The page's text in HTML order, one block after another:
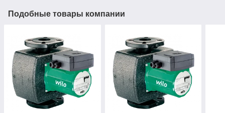
Подобные товары компании